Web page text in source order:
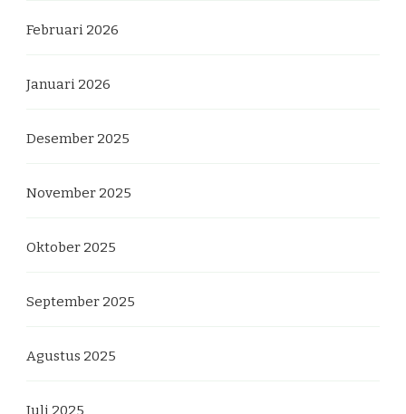
Februari 2026
Januari 2026
Desember 2025
November 2025
Oktober 2025
September 2025
Agustus 2025
Juli 2025